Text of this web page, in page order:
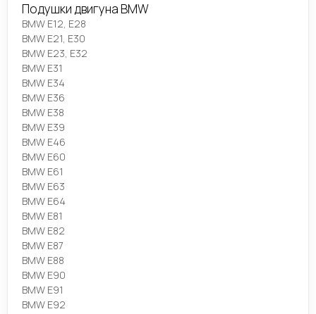
Подушки двигуна BMW
BMW E12, E28
BMW E21, E30
BMW E23, E32
BMW E31
BMW E34
BMW E36
BMW E38
BMW E39
BMW E46
BMW E60
BMW E61
BMW E63
BMW E64
BMW E81
BMW E82
BMW E87
BMW E88
BMW E90
BMW E91
BMW E92